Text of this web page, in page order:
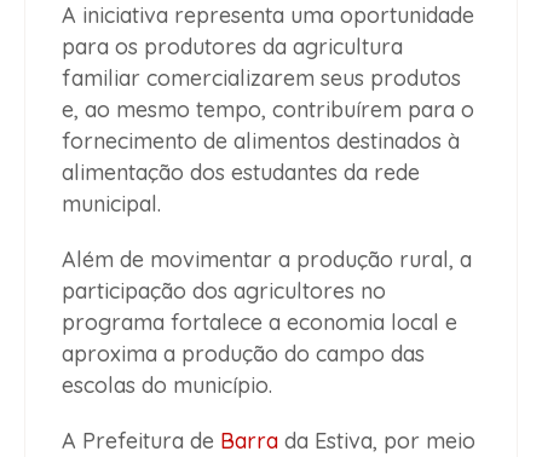
A iniciativa representa uma oportunidade
para os produtores da agricultura
familiar comercializarem seus produtos
e, ao mesmo tempo, contribuírem para o
fornecimento de alimentos destinados à
alimentação dos estudantes da rede
municipal.
Além de movimentar a produção rural, a
participação dos agricultores no
programa fortalece a economia local e
aproxima a produção do campo das
escolas do município.
A Prefeitura de Barra da Estiva, por meio